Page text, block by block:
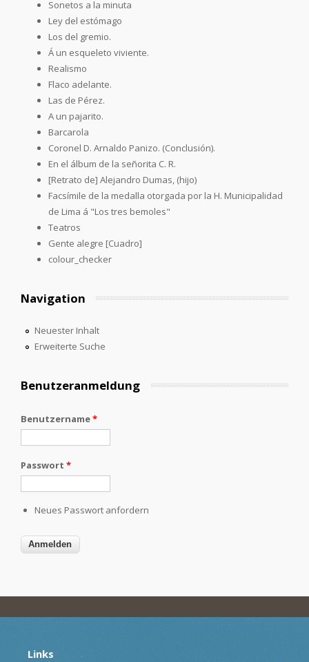
Sonetos a la minuta
Ley del estómago
Los del gremio.
Á un esqueleto viviente.
Realismo
Flaco adelante.
Las de Pérez.
A un pajarito.
Barcarola
Coronel D. Arnaldo Panizo. (Conclusión).
En el álbum de la señorita C. R.
[Retrato de] Alejandro Dumas, (hijo)
Facsímile de la medalla otorgada por la H. Municipalidad
de Lima á "Los tres bemoles"
Teatros
Gente alegre [Cuadro]
colour_checker
Navigation
Neuester Inhalt
Erweiterte Suche
Benutzeranmeldung
Benutzername*
Passwort *
Neues Passwort anfordern
Links